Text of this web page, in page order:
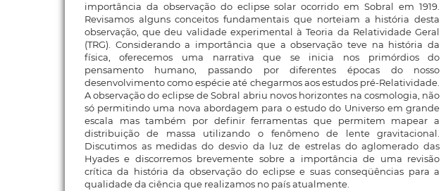
importância da observação do eclipse solar ocorrido em Sobral em 1919.
Revisamos alguns conceitos fundamentais que norteiam a história desta
observação, que deu validade experimental à Teoria da Relatividade Geral
(TRG). Considerando a importância que a observação teve na história da
física, oferecemos uma narrativa que se inicia nos primórdios do
pensamento humano, passando por diferentes épocas do nosso
desenvolvimento como espécie até chegarmos aos estudos pré-Relatividade.
A observação do eclipse de Sobral abriu novos horizontes na cosmologia, não
só permitindo uma nova abordagem para o estudo do Universo em grande
escala mas também por definir ferramentas que permitem mapear a
distribuição de massa utilizando o fenômeno de lente gravitacional.
Discutimos as medidas do desvio da luz de estrelas do aglomerado das
Hyades e discorremos brevemente sobre a importância de uma revisão
crítica da história da observação do eclipse e suas conseqüências para a
qualidade da ciência que realizamos no país atualmente.